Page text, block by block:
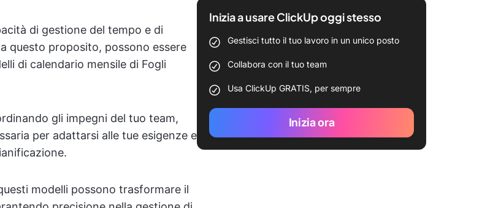
di gestione del tempo e di
questo proposito, possono essere
di calendario mensile di Fogli
gli impegni del tuo team,
per adattarsi alle tue esigenze e
modelli possono trasformare il
Inizia a usare ClickUp oggi stesso
Gestisci tutto il tuo lavoro in un unico posto
Collabora con il tuo team
Usa ClickUp GRATIS, per sempre
Inizia ora